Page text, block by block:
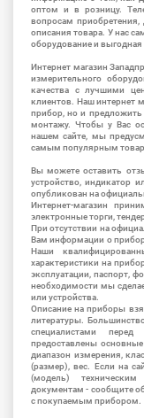
оптом и в розницу.
вопросам
описания товара. У нас
оборудование и выгодная
Интернет магазин
измерительного
качества с лучшими
клиентов. Наш интернет
прибор, но и предложить
монтажу. Чтобы у Вас
нашем сайте, мы
самым популярным
Вы можете оставить
устройство, индикатор
опубликован на
Интернет-магазин
электронные торги,
При отсутствии на
Вам информации о
Наши
характеристики на
эксплуатации, паспорт,
необходимости мы
или устройства.
Описание на приборы
литературы.
специалистами
предоставлены
диапазон измерения,
(размер), вес. Если на
(модель)
документам - сообщите
с покупаемым прибором.